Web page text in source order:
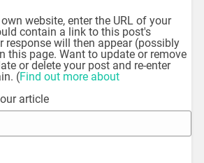
website, enter the URL of your
contain a link to this post's
response will then appear (possibly
this page. Want to update or remove
or delete your post and re-enter
(Find out more about
article